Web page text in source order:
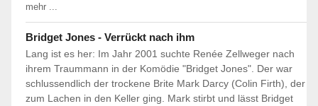
mehr ...
Bridget Jones - Verrückt nach ihm
Lang ist es her: Im Jahr 2001 suchte Renée Zellweger nach
ihrem Traummann in der Komödie "Bridget Jones". Der war
schlussendlich der trockene Brite Mark Darcy (Colin Firth), der
zum Lachen in den Keller ging. Mark stirbt und lässt Bridget